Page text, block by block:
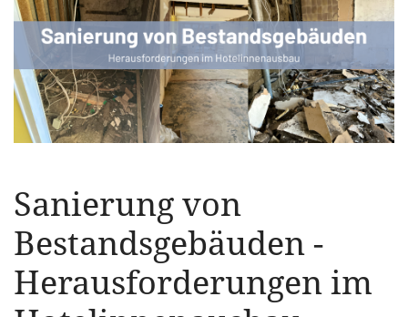
Sanierung von
Bestandsgebäuden -
Herausforderungen im